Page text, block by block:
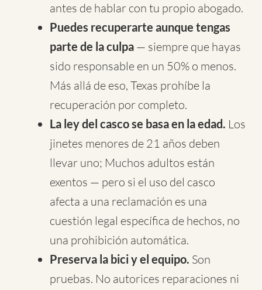
antes de hablar con tu propio abogado.
Puedes recuperarte aunque tengas
parte de la culpa — siempre que hayas
sido responsable en un 50% o menos.
Más allá de eso, Texas prohíbe la
recuperación por completo.
La ley del casco se basa en la edad. Los
jinetes menores de 21 años deben
llevar uno; Muchos adultos están
exentos — pero si el uso del casco
afecta a una reclamación es una
cuestión legal específica de hechos, no
una prohibición automática.
Preserva la bici y el equipo. Son
pruebas. No autorices reparaciones ni